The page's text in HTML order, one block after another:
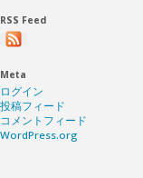
RSS Feed
Meta
ログイン
投稿フィード
コメントフィード
WordPress.org